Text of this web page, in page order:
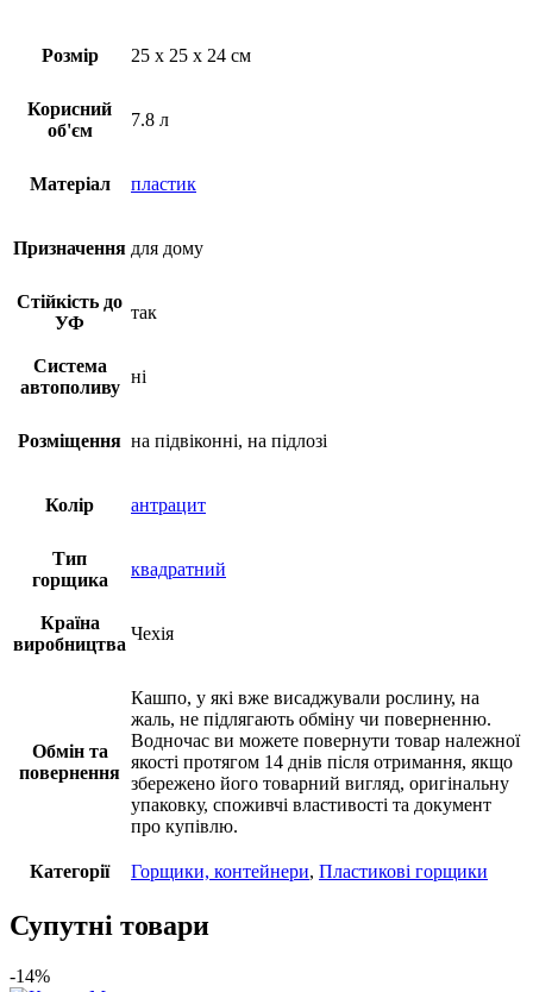
Розмір 25 х 25 х 24 см
Корисний
об'єм
7.8 л
Матеріал пластик
Призначення для дому
Стійкість до
УФ
так
Система
автополиву
ні
Розміщення на підвіконні, на підлозі
Колір антрацит
Тип
горщика
квадратний
Країна
виробництва
Чехія
Обмін та
повернення
Кашпо, у які вже висаджували рослину, на
жаль, не підлягають обміну чи поверненню.
Водночас ви можете повернути товар належної
якості протягом 14 днів після отримання, якщо
збережено його товарний вигляд, оригінальну
упаковку, споживчі властивості та документ
про купівлю.
Категорії Горщики, контейнери, Пластикові горщики
Супутні товари
-14%